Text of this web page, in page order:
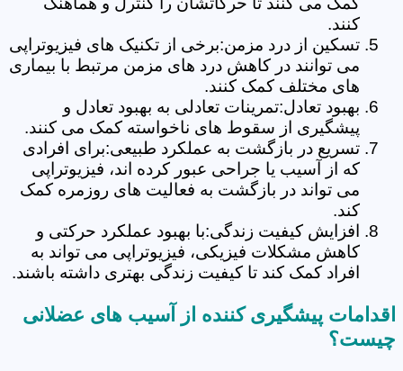
کنند.
تسکین از درد مزمن:برخی از تکنیک های فیزیوتراپی
می توانند در کاهش درد های مزمن مرتبط با بیماری
های مختلف کمک کنند.
بهبود تعادل:تمرینات تعادلی به بهبود تعادل و
پیشگیری از سقوط های ناخواسته کمک می کنند.
تسریع در بازگشت به عملکرد طبیعی:برای افرادی
که از آسیب یا جراحی عبور کرده اند، فیزیوتراپی
می تواند در بازگشت به فعالیت های روزمره کمک
کند.
افزایش کیفیت زندگی:با بهبود عملکرد حرکتی و
کاهش مشکلات فیزیکی، فیزیوتراپی می تواند به
افراد کمک کند تا کیفیت زندگی بهتری داشته باشند.
اقدامات پیشگیری کننده از آسیب های عضلانی
چیست؟